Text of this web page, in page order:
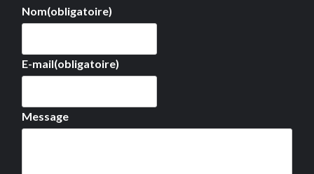
Nom(obligatoire)
E-mail(obligatoire)
Message